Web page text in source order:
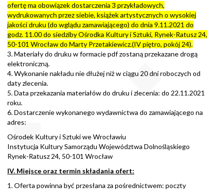
ofertę ma obowiązek dostarczenia 3 przykładowych,
wydrukowanych przez siebie, książek artystycznych o wysokiej
jakości druku (do wglądu zamawiającego) do dnia 9.11.2021 do
godz. 11.00 do siedziby Ośrodka Kultury i Sztuki, Rynek-Ratusz 24,
50-101 Wrocław do Marty Przetakiewicz.(IV piętro, pokój 24).
3. Materiały do druku w formacie pdf zostaną przekazane drogą
elektroniczną.
4. Wykonanie nakładu nie dłużej niż w ciągu 20 dni roboczych od
daty zlecenia.
5. Data przekazania materiałów do druku i zlecenia: do 22.11.2021
roku.
6. Dostarczenie wykonanego wydawnictwa do zamawiającego na
adres:
Ośrodek Kultury i Sztuki we Wrocławiu
Instytucja Kultury Samorządu Województwa Dolnośląskiego
Rynek-Ratusz 24, 50-101 Wrocław
IV. Miejsce oraz termin składania ofert:
1. Oferta powinna być przesłana za pośrednictwem: poczty